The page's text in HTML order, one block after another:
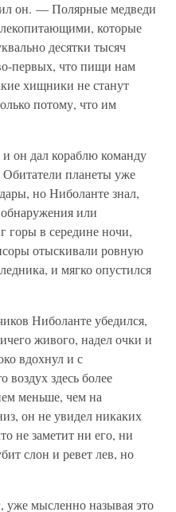
он. — Полярные медведи
которые
десятки тысяч
первых, что пищи нам
хищники не станут
потому, что им
и он дал кораблю команду
планеты уже
но Ниболанте знал,
или
горы в середине ночи,
отыскивали ровную
и мягко опустился
Ниболанте убедился,
живого, надел очки и
вдохнул и с
воздух здесь более
меньше, чем на
он не увидел никаких
не заметит ни его, ни
слон и ревет лев, но
мысленно называя это